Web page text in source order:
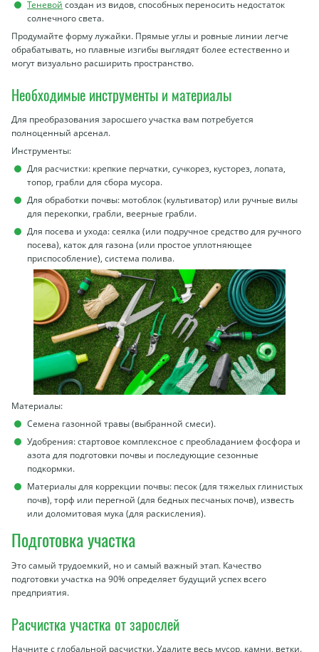
Теневой создан из видов, способных переносить недостаток
солнечного света.
Продумайте форму лужайки. Прямые углы и ровные линии легче
обрабатывать, но плавные изгибы выглядят более естественно и
могут визуально расширить пространство.
Необходимые инструменты и материалы
Для преобразования заросшего участка вам потребуется
полноценный арсенал.
Инструменты:
Для расчистки: крепкие перчатки, сучкорез, кусторез, лопата,
топор, грабли для сбора мусора.
Для обработки почвы: мотоблок (культиватор) или ручные вилы
для перекопки, грабли, веерные грабли.
Для посева и ухода: сеялка (или подручное средство для ручного
посева), каток для газона (или простое уплотняющее
приспособление), система полива.
Материалы:
Семена газонной травы (выбранной смеси).
Удобрения: стартовое комплексное с преобладанием фосфора и
азота для подготовки почвы и последующие сезонные
подкормки.
Материалы для коррекции почвы: песок (для тяжелых глинистых
почв), торф или перегной (для бедных песчаных почв), известь
или доломитовая мука (для раскисления).
Подготовка участка
Это самый трудоемкий, но и самый важный этап. Качество
подготовки участка на 90% определяет будущий успех всего
предприятия.
Расчистка участка от зарослей
Начните с глобальной расчистки. Удалите весь мусор, камни, ветки.